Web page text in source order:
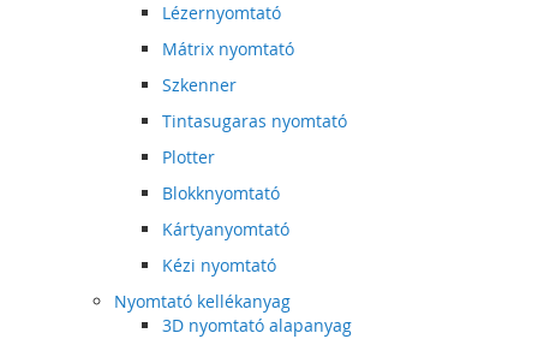
Lézernyomtató
Mátrix nyomtató
Szkenner
Tintasugaras nyomtató
Plotter
Blokknyomtató
Kártyanyomtató
Kézi nyomtató
Nyomtató kellékanyag
3D nyomtató alapanyag